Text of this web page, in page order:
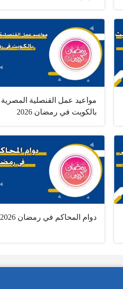
مواعيد عمل القنصلية المصرية
بالكويت في رمضان 2026
دوام المحاكم في رمضان 2026